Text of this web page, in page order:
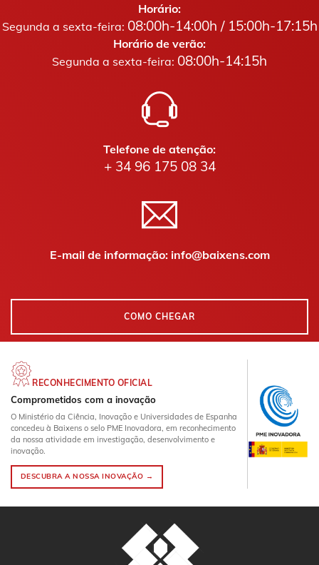
Horário:
Segunda a sexta-feira: 08:00h-14:00h / 15:00h-17:15h
Horário de verão:
Segunda a sexta-feira: 08:00h-14:15h
Telefone de atenção:
+ 34 96 175 08 34
E-mail de informação: info@baixens.com
COMO CHEGAR
RECONHECIMENTO OFICIAL
Comprometidos com a inovação
O Ministério da Ciência, Inovação e Universidades de Espanha
concedeu à Baixens o selo PME Inovadora, em reconhecimento
da nossa atividade em investigação, desenvolvimento e
inovação.
DESCUBRA A NOSSA INOVAÇÃO →